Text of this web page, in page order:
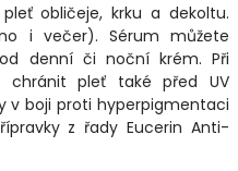
obličeje, krku a dekoltu.
i večer). Sérum můžete
denní či noční krém. Při
chránit pleť také před UV
v boji proti hyperpigmentaci
z řady Eucerin Anti-